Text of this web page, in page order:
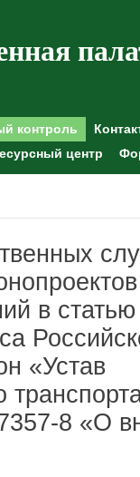
контроль
центр
в
«Устав
8 «О